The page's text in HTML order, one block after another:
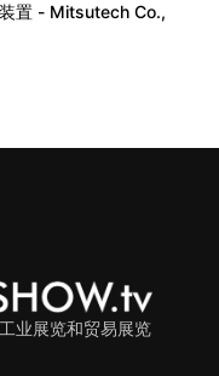
置 - Mitsutech Co.,
业展览和贸易展览